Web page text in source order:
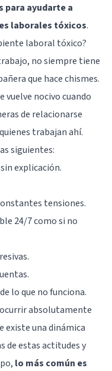
para ayudarte a
laborales tóxicos.
laboral tóxico?
no siempre tiene
que hace chismes.
vuelve nocivo cuando
de relacionarse
trabajan ahí.
siguientes:
explicación.
tensiones.
24/7 como si no
.
lo que no funciona.
absolutamente
existe una dinámica
de estas actitudes y
lo más común es